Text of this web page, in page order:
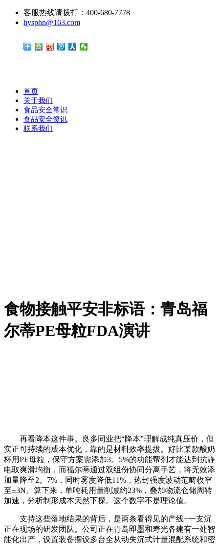
客服热线请拨打：400-680-7778
hysphn@163.com
首页
关于我们
食品安全常识
食品安全资讯
联系我们
食物接触平安非标语：青岛福
尔蒂PE母粒FDA演讲
再看降本这件事。良多同业把“降本”理解成纯真压价，但
实正可持续的成本优化，靠的是材料效率提拔。好比某款酸奶
杯用PE母粒，保守方案需添加3。5%的功能帮剂才能达到抗静
电取爽滑均衡，而福尔蒂通过双组份协同分离手艺，将无效添
加量降至2。7%，同时雾度降低11%，热封强度波动范畴收窄
至±3N。算下来，单吨耗用量削减约23%，叠加物流仓储周转
加速，分析制形成本天然下探。这个数字不是理论值。
支持这些落地结果的背后，是两条看得见的产线+一支沉
正在现场的研发团队。公司正在青岛即墨和寿光各建有一处智
能化出产，设置装备摆设多台全从动失沉式计量混配系统和密